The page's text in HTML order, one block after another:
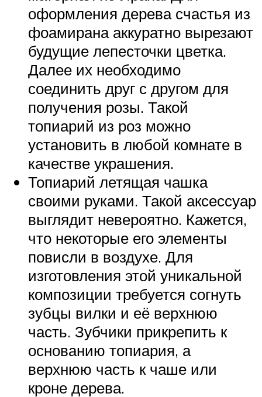
оформления дерева счастья из
фоамирана аккуратно вырезают
будущие лепесточки цветка.
Далее их необходимо
соединить друг с другом для
получения розы. Такой
топиарий из роз можно
установить в любой комнате в
качестве украшения.
Топиарий летящая чашка
своими руками. Такой аксессуар
выглядит невероятно. Кажется,
что некоторые его элементы
повисли в воздухе. Для
изготовления этой уникальной
композиции требуется согнуть
зубцы вилки и её верхнюю
часть. Зубчики прикрепить к
основанию топиария, а
верхнюю часть к чаше или
кроне дерева.